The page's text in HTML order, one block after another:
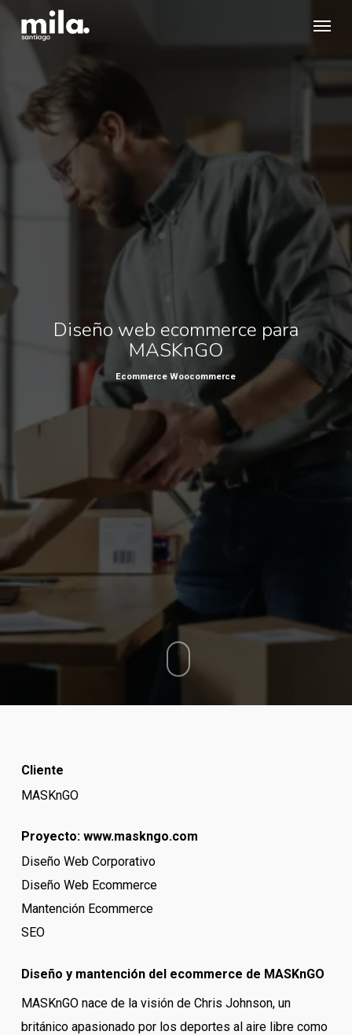
Diseño web ecommerce para
MASKnGO
Ecommerce Woocommerce
Cliente
MASKnGO
Proyecto:www.maskngo.com
Diseño Web Corporativo
Diseño Web Ecommerce
Mantención Ecommerce
SEO
Diseño y mantención del ecommerce de MASKnGO
MASKnGO nace de la visión de Chris Johnson, un
británico apasionado por los deportes al aire libre como